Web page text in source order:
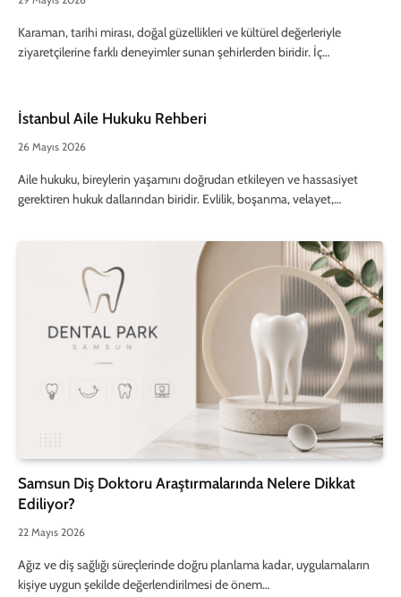
Karaman, tarihi mirası, doğal güzellikleri ve kültürel değerleriyle
ziyaretçilerine farklı deneyimler sunan şehirlerden biridir. İç…
İstanbul Aile Hukuku Rehberi
26 Mayıs 2026
Aile hukuku, bireylerin yaşamını doğrudan etkileyen ve hassasiyet
gerektiren hukuk dallarından biridir. Evlilik, boşanma, velayet,…
Samsun Diş Doktoru Araştırmalarında Nelere Dikkat
Ediliyor?
22 Mayıs 2026
Ağız ve diş sağlığı süreçlerinde doğru planlama kadar, uygulamaların
kişiye uygun şekilde değerlendirilmesi de önem…